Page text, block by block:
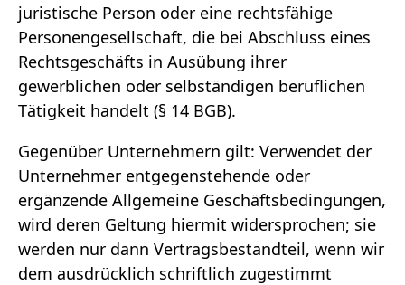
juristische Person oder eine rechtsfähige
Personengesellschaft, die bei Abschluss eines
Rechtsgeschäfts in Ausübung ihrer
gewerblichen oder selbständigen beruflichen
Tätigkeit handelt (§ 14 BGB).
Gegenüber Unternehmern gilt: Verwendet der
Unternehmer entgegenstehende oder
ergänzende Allgemeine Geschäftsbedingungen,
wird deren Geltung hiermit widersprochen; sie
werden nur dann Vertragsbestandteil, wenn wir
dem ausdrücklich schriftlich zugestimmt